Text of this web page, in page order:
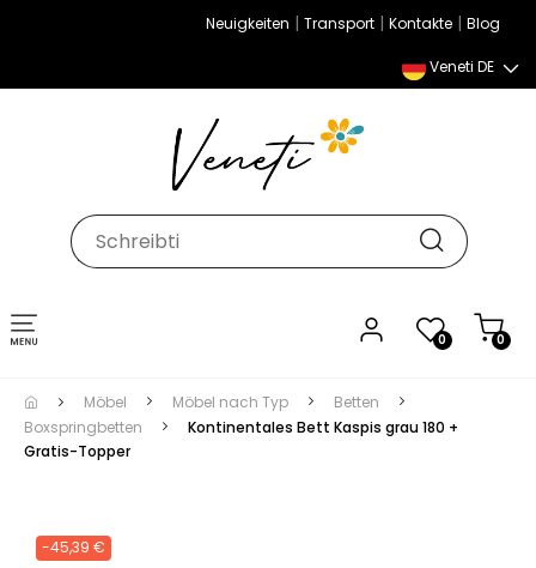
Neuigkeiten | Transport | Kontakte | Blog
Veneti DE
0 0
Umschalten
der
Navigation
Möbel Möbel nach Typ
Betten
Boxspringbetten
Kontinentales Bett Kaspis grau 180 +
Gratis-Topper
-45,39 €